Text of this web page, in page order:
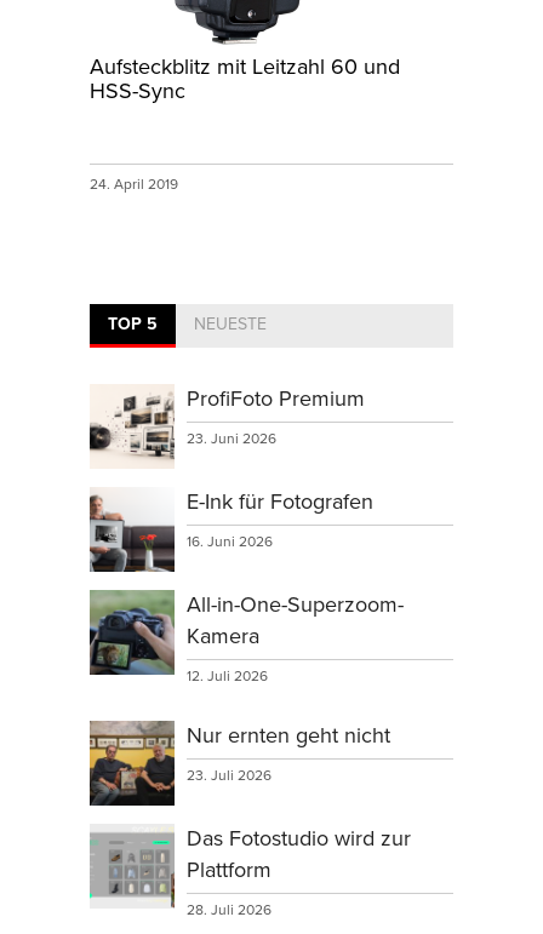
Aufsteckblitz mit Leitzahl 60 und
HSS-Sync
24. April 2019
TOP 5 NEUESTE
ProfiFoto Premium
23. Juni 2026
E-Ink für Fotografen
16. Juni 2026
All-in-One-Superzoom-
Kamera
12. Juli 2026
Nur ernten geht nicht
23. Juli 2026
Das Fotostudio wird zur
Plattform
28. Juli 2026